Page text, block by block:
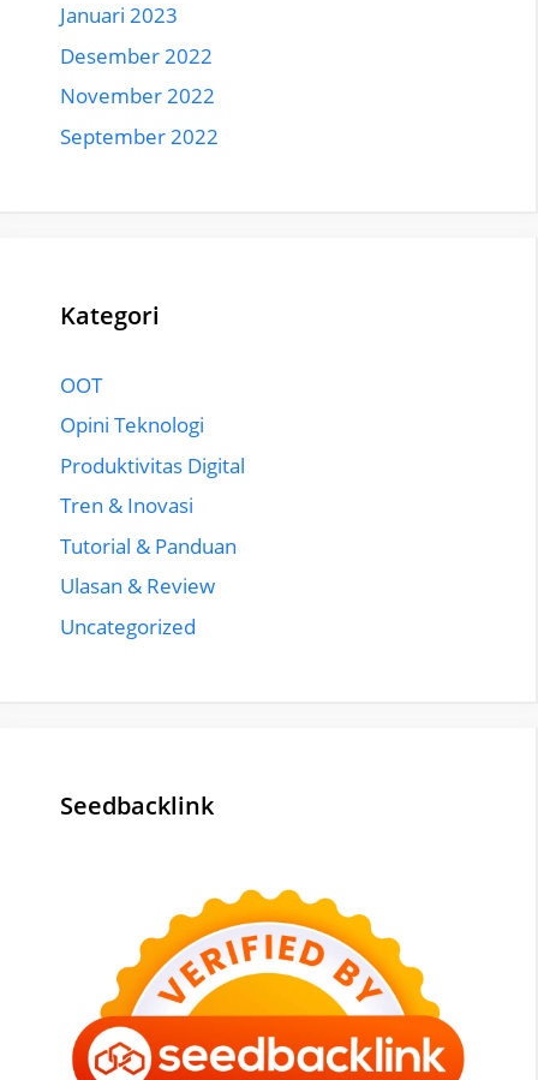
Januari 2023
Desember 2022
November 2022
September 2022
Kategori
OOT
Opini Teknologi
Produktivitas Digital
Tren & Inovasi
Tutorial & Panduan
Ulasan & Review
Uncategorized
Seedbacklink